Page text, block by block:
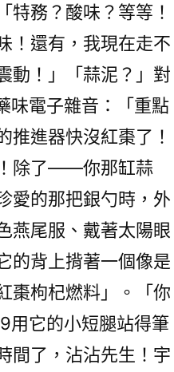
特務？酸味？等等！
！還有，我現在走不
動！」「蒜泥？」對
味電子雜音：「重點
進器快沒紅棗了！
除了——你那缸蒜
愛的那把銀勺時，外
燕尾服、戴著太陽眼
的背上揹著一個像是
棗枸杞燃料」。「你
它的小短腿站得筆
間了，沾沾先生！宇